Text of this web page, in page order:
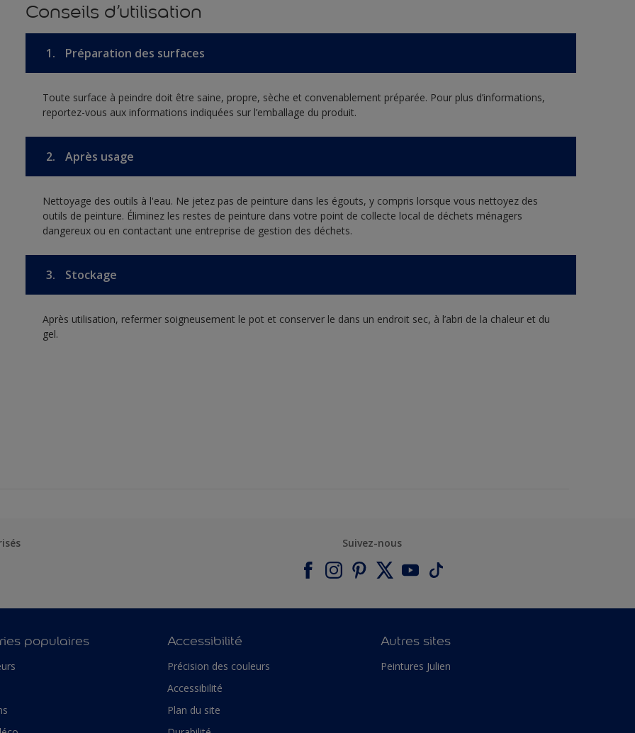
Conseils d’utilisation
1. Préparation des surfaces
Toute surface à peindre doit être saine, propre, sèche et convenablement préparée. Pour plus d’informations,
reportez-vous aux informations indiquées sur l’emballage du produit.
2. Après usage
Nettoyage des outils à l'eau. Ne jetez pas de peinture dans les égouts, y compris lorsque vous nettoyez des
outils de peinture. Éliminez les restes de peinture dans votre point de collecte local de déchets ménagers
dangereux ou en contactant une entreprise de gestion des déchets.
3. Stockage
Après utilisation, refermer soigneusement le pot et conserver le dans un endroit sec, à l’abri de la chaleur et du
gel.
Suivez-nous
populaires Accessibilité
Précision des couleurs
Accessibilité
Plan du site
Autres sites
Peintures Julien